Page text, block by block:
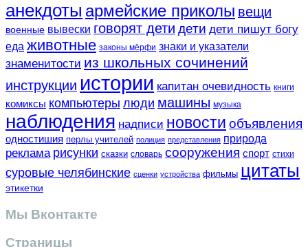
анекдоты армейские приколы вещи
военные вывески говорят дети дети дети пишут богу
еда животные законы мёрфи знаки и указатели
знаменитости из школьных сочинений
инструкции истории капитан очевидность книги
комиксы компьютеры люди машины музыка
наблюдения надписи новости объявления
одностишия перлы учителей полиция представления природа
реклама рисунки сказки словарь сооружения спорт стихи
суровые челябинские сценки устройства фильмы цитаты
этикетки
Мы Вконтакте
Страницы